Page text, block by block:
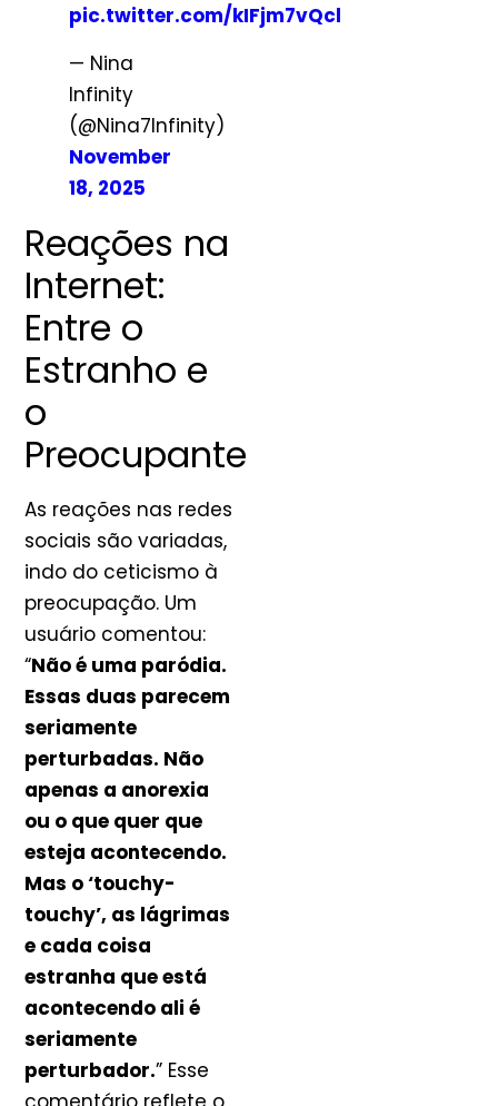
pic.twitter.com/kIFjm7vQcl
— Nina
Infinity
(@Nina7Infinity)
November
18, 2025
Reações na
Internet:
Entre o
Estranho e
o
Preocupante
As reações nas redes
sociais são variadas,
indo do ceticismo à
preocupação. Um
usuário comentou:
“Não é uma paródia.
Essas duas parecem
seriamente
perturbadas. Não
apenas a anorexia
ou o que quer que
esteja acontecendo.
Mas o ‘touchy-
touchy’, as lágrimas
e cada coisa
estranha que está
acontecendo ali é
seriamente
perturbador.” Esse